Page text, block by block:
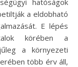
a eldobható
E lépés
körében a
a környezeti
több érv áll,